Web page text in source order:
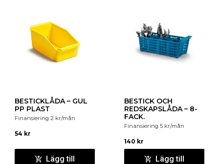
BESTICKLÅDA – GUL
PP PLAST
Finansiering 2 kr/mån
54 kr
Lägg till
BESTICK OCH
REDSKAPSLÅDA – 8-
FACK.
Finansiering 5 kr/mån
140 kr
Lägg till